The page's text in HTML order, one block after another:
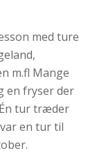
med ture
m.fl Mange
en fryser der
tur træder
en tur til